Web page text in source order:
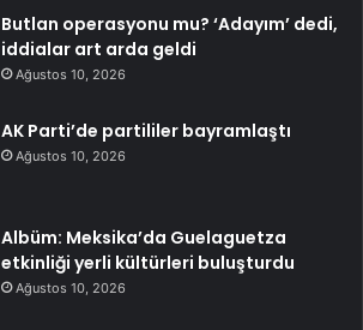
Butlan operasyonu mu? ‘Adayım’ dedi,
iddialar art arda geldi
Ağustos 10, 2026
AK Parti’de partililer bayramlaştı
Ağustos 10, 2026
Albüm: Meksika’da Guelaguetza
etkinliği yerli kültürleri buluşturdu
Ağustos 10, 2026